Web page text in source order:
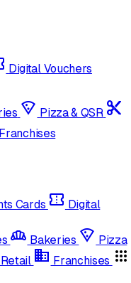
Digital Vouchers
local_pizza Pizza & QSR content_cut
Franchises
Cards confirmation_number Digital
bakery_dining Bakeries local_pizza Pizza
Retail domain Franchises apps